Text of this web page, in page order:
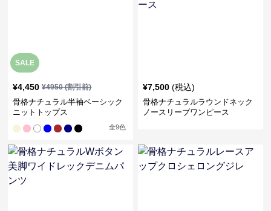
SALE
¥4,450 ¥4950(割引前)
骨格ナチュラル半袖ベーシック
ニットトップス
全9色
¥7,500 (税込)
骨格ナチュラルラウンドネック
ノースリーブワンピース